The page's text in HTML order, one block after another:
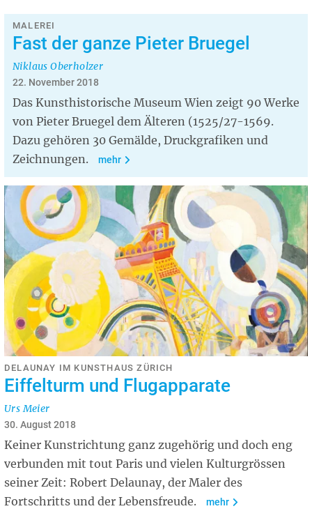
MALEREI
Fast der ganze Pieter Bruegel
Niklaus Oberholzer
22. November 2018
Das Kunsthistorische Museum Wien zeigt 90 Werke
von Pieter Bruegel dem Älteren (1525/27-1569.
Dazu gehören 30 Gemälde, Druckgrafiken und
Zeichnungen.
mehr
DELAUNAY IM KUNSTHAUS ZÜRICH
Eiffelturm und Flugapparate
Urs Meier
30. August 2018
Keiner Kunstrichtung ganz zugehörig und doch eng
verbunden mit tout Paris und vielen Kulturgrössen
seiner Zeit: Robert Delaunay, der Maler des
Fortschritts und der Lebensfreude.
mehr